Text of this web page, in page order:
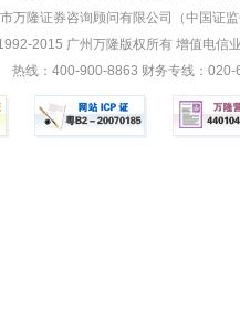
万隆证券咨询顾问有限公司（中国证
2015 广州万隆版权所有 增值电信
热线：400-900-8863 财务专线：